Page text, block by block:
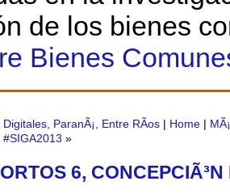
de los bienes
Bienes
ParanÃ¡, Entre RÃ­os | Home |
»
6, CONCEPCIÃ³N